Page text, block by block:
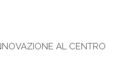
AL CENTRO